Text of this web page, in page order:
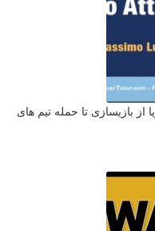
بازیسازی تا حمله تیم های